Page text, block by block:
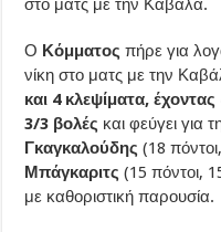
στο ματς με την Καβάλα.
Ο Κόμματος πήρε για
νίκη στο ματς με την
και 4 κλεψίματα,
3/3 βολές και φεύγει για
Γκαγκαλούδης (18
Μπάγκαριτς (15 πόντοι,
με καθοριστική παρουσία.